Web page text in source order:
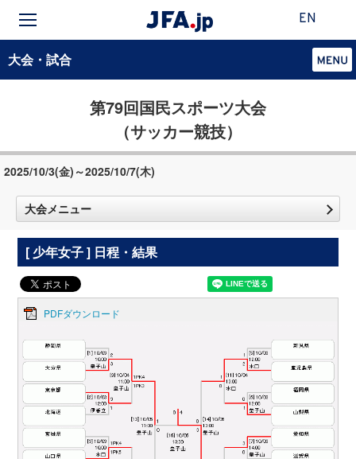
EN
大会・試合
第79回国民スポーツ大会
（サッカー競技）
2025/10/3(金)～2025/10/7(木)
大会メニュー
[ 少年女子 ] 日程・結果
PDFダウンロード